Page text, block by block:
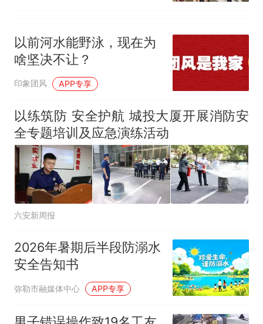
以前河水能野泳，现在为
啥坚决不让？
印象团风 APP专享
以练筑防 安全护航 城投大厦开展消防安
全专题培训及应急演练活动
六安新周报
2026年暑期后半段防溺水
安全告知书
弥勒市融媒体中心 APP专享